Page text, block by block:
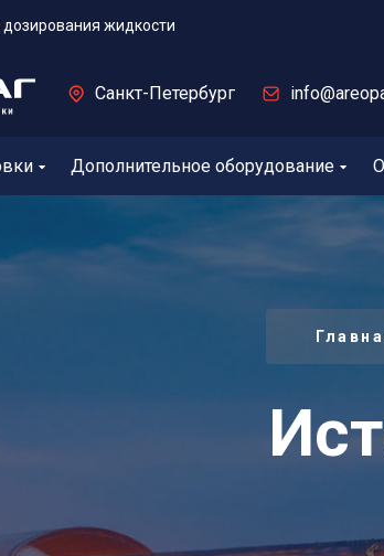
жидкости
Санкт-Петербург
Дополнительное оборудование